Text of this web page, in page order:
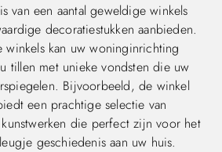
van een aantal geweldige winkels
decoratiestukken aanbieden.
winkels kan uw woninginrichting
tillen met unieke vondsten die uw
Bijvoorbeeld, de winkel
een prachtige selectie van
die perfect zijn voor het
geschiedenis aan uw huis.